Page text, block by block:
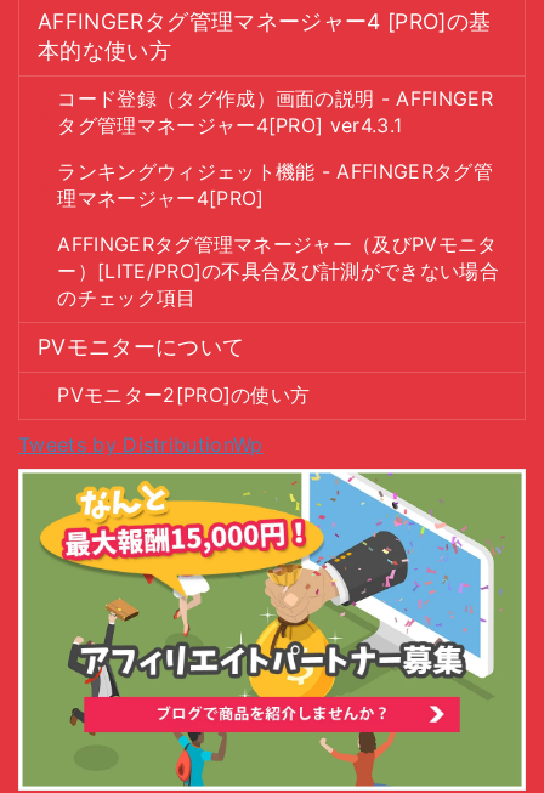
AFFINGERタグ管理マネージャー4 [PRO]の基
本的な使い方
コード登録（タグ作成）画面の説明 - AFFINGER
タグ管理マネージャー4[PRO] ver4.3.1
ランキングウィジェット機能 - AFFINGERタグ管
理マネージャー4[PRO]
AFFINGERタグ管理マネージャー（及びPVモニタ
ー）[LITE/PRO]の不具合及び計測ができない場合
のチェック項目
PVモニターについて
PVモニター2[PRO]の使い方
Tweets by DistributionWp